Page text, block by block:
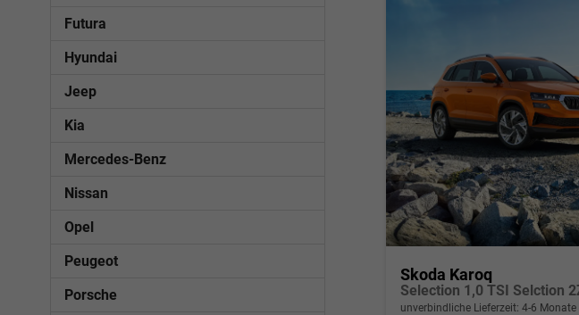
Skoda Karoq
unverbindliche Lieferzeit: 4-6 Monate
Futura
Hyundai
Jeep
Kia
Mercedes-Benz
Nissan
Opel
Peugeot
Porsche